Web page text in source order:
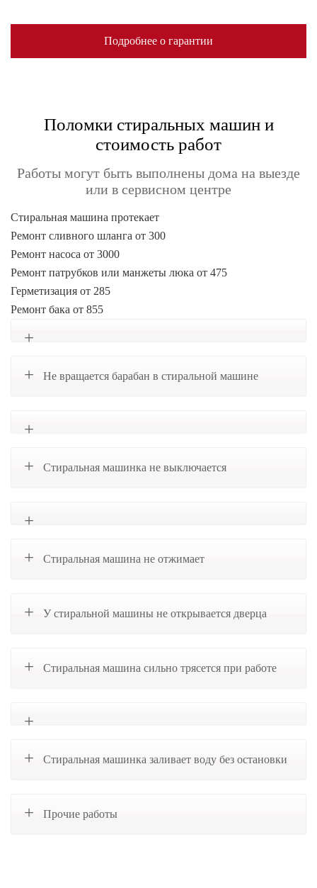
Подробнее о гарантии
Поломки стиральных машин и
стоимость работ
Работы могут быть выполнены дома на выезде
или в сервисном центре
Стиральная машина протекает
Ремонт сливного шланга от 300
Ремонт насоса от 3000
Ремонт патрубков или манжеты люка от 475
Герметизация от 285
Ремонт бака от 855
Не вращается барабан в стиральной машине
Стиральная машинка не выключается
Стиральная машина не отжимает
У стиральной машины не открывается дверца
Стиральная машина сильно трясется при работе
Стиральная машинка заливает воду без остановки
Прочие работы